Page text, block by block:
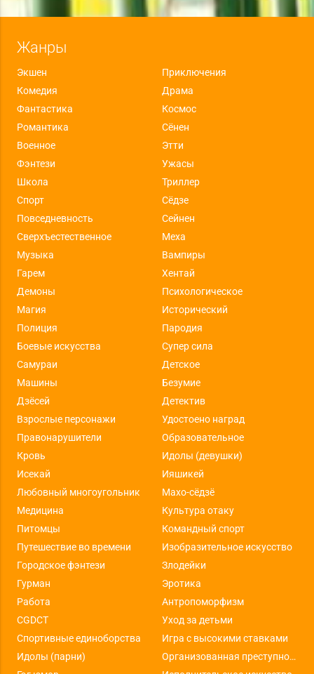
Жанры
Экшен
Приключения
Комедия
Драма
Фантастика
Космос
Романтика
Сёнен
Военное
Этти
Фэнтези
Ужасы
Школа
Триллер
Спорт
Сёдзе
Повседневность
Сейнен
Сверхъестественное
Меха
Музыка
Вампиры
Гарем
Хентай
Демоны
Психологическое
Магия
Исторический
Полиция
Пародия
Боевые искусства
Супер сила
Самураи
Детское
Машины
Безумие
Дзёсей
Детектив
Взрослые персонажи
Удостоено наград
Правонарушители
Образовательное
Кровь
Идолы (девушки)
Исекай
Ияшикей
Любовный многоугольник
Махо-сёдзё
Медицина
Культура отаку
Питомцы
Командный спорт
Путешествие во времени
Изобразительное искусство
Городское фэнтези
Злодейки
Гурман
Эротика
Работа
Антропоморфизм
CGDCT
Уход за детьми
Спортивные единоборства
Игра с высокими ставками
Идолы (парни)
Организованная преступность